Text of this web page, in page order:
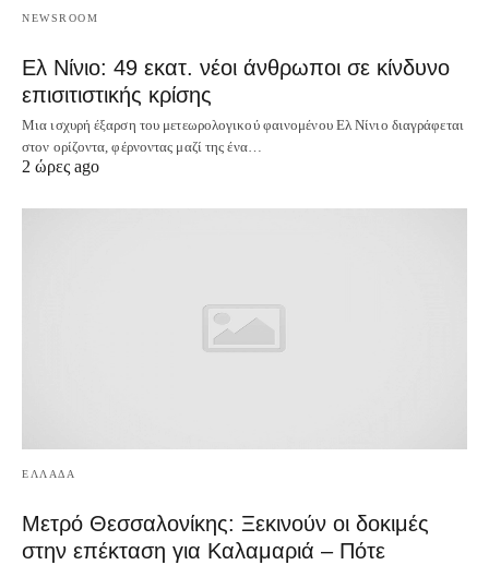
NEWSROOM
Ελ Νίνιο: 49 εκατ. νέοι άνθρωποι σε κίνδυνο
επισιτιστικής κρίσης
Μια ισχυρή έξαρση του μετεωρολογικού φαινομένου Ελ Νίνιο διαγράφεται
στον ορίζοντα, φέρνοντας μαζί της ένα…
2 ώρες ago
ΕΛΛΑΔΑ
Μετρό Θεσσαλονίκης: Ξεκινούν οι δοκιμές
στην επέκταση για Καλαμαριά – Πότε